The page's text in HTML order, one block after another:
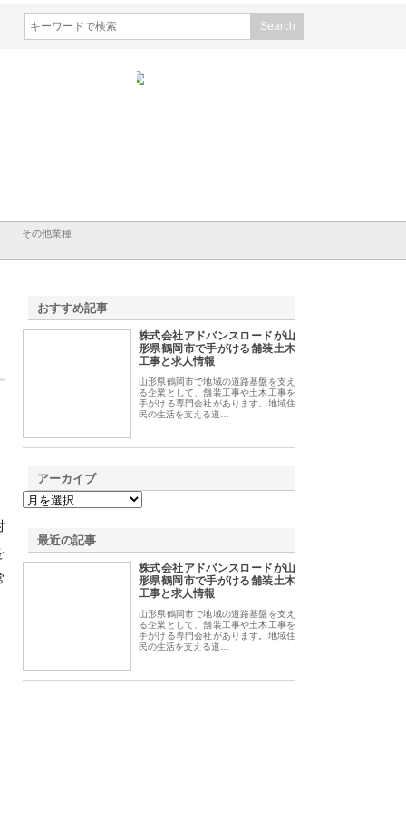
その他業種
おすすめ記事
株式会社アドバンスロードが山
形県鶴岡市で手がける舗装土木
工事と求人情報
山形県鶴岡市で地域の道路基盤を支え
る企業として、舗装工事や土木工事を
手がける専門会社があります。地域住
民の生活を支える道…
アーカイブ
最近の記事
株式会社アドバンスロードが山
形県鶴岡市で手がける舗装土木
工事と求人情報
山形県鶴岡市で地域の道路基盤を支え
る企業として、舗装工事や土木工事を
手がける専門会社があります。地域住
民の生活を支える道…